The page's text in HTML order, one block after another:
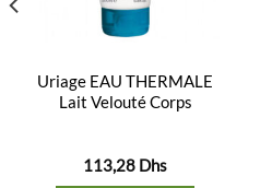
Uriage EAU THERMALE
Lait Velouté Corps
113,28 Dhs